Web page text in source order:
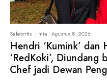
Selebritis mia -Agustus 8, 2026
Hendri ‘Kumink’ dan
‘RedKoki’, Diundang
Chef jadi Dewan